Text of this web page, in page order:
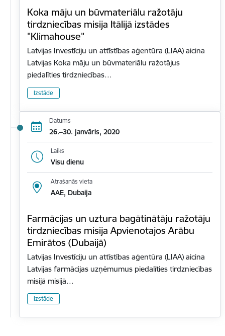
Koka māju un būvmateriālu ražotāju
tirdzniecības misija Itālijā izstādes
"Klimahouse"
Latvijas Investīciju un attīstības aģentūra (LIAA) aicina
Latvijas Koka māju un būvmateriālu ražotājus
piedalīties tirdzniecības…
Izstāde
Datums
26.–30. janvāris, 2020
Laiks
Visu dienu
Atrašanās vieta
AAE, Dubaija
Farmācijas un uztura bagātinātāju ražotāju
tirdzniecības misija Apvienotajos Arābu
Emirātos (Dubaijā)
Latvijas Investīciju un attīstības aģentūra (LIAA) aicina
Latvijas farmācijas uzņēmumus piedalīties tirdzniecības
misijā misijā…
Izstāde